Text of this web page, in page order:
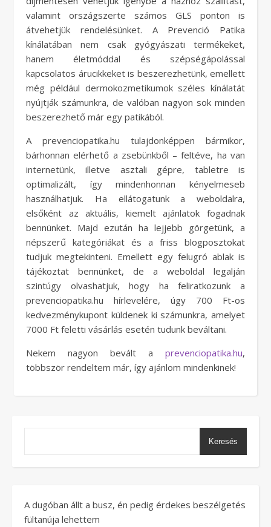
valamint országszerte számos GLS ponton is
átvehetjük rendelésünket. A Prevenció Patika
kínálatában nem csak gyógyászati termékeket,
hanem életmóddal és szépségápolással
kapcsolatos árucikkeket is beszerezhetünk, emellett
még például dermokozmetikumok széles kínálatát
nyújtják számunkra, de valóban nagyon sok minden
beszerezhető már egy patikából.
A prevenciopatika.hu tulajdonképpen bármikor,
bárhonnan elérhető a zsebünkből – feltéve, ha van
internetünk, illetve asztali gépre, tabletre is
optimalizált, így mindenhonnan kényelmeseb
használhatjuk. Ha ellátogatunk a weboldalra,
elsőként az aktuális, kiemelt ajánlatok fogadnak
bennünket. Majd ezután ha lejjebb görgetünk, a
népszerű kategóriákat és a friss blogposztokat
tudjuk megtekinteni. Emellett egy felugró ablak is
tájékoztat bennünket, de a weboldal legalján
szintúgy olvashatjuk, hogy ha feliratkozunk a
prevenciopatika.hu hírlevelére, úgy 700 Ft-os
kedvezménykupont küldenek ki számunkra, amelyet
7000 Ft feletti vásárlás esetén tudunk beváltani.
Nekem nagyon bevált a prevenciopatika.hu,
többször rendeltem már, így ajánlom mindenkinek!
Keresés
A dugóban állt a busz, én pedig érdekes beszélgetés
fültanúja lehettem